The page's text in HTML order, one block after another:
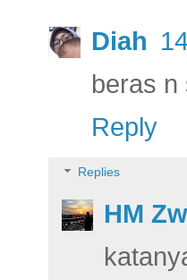
Diah
beras
Reply
Replies
HM